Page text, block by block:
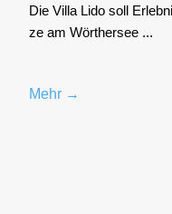
Die Vil­la Lido soll
ze am Wör­ther­see ...
Mehr →